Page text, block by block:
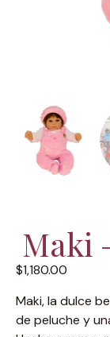
Maki
$1,180.00
Maki, la dulce
de peluche y